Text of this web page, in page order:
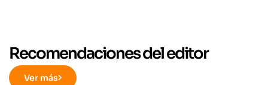
Recomendaciones del editor
Ver más